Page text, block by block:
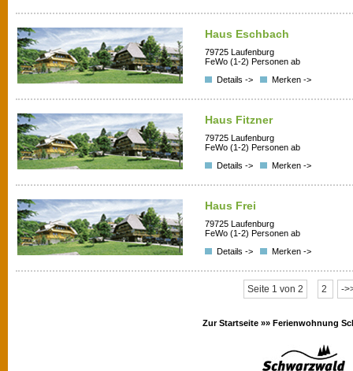
Haus Eschbach
79725 Laufenburg
FeWo (1-2) Personen ab
Details ->
Merken ->
Haus Fitzner
79725 Laufenburg
FeWo (1-2) Personen ab
Details ->
Merken ->
Haus Frei
79725 Laufenburg
FeWo (1-2) Personen ab
Details ->
Merken ->
Seite 1 von 2 2 -
Zur Startseite »» Ferienwohnung